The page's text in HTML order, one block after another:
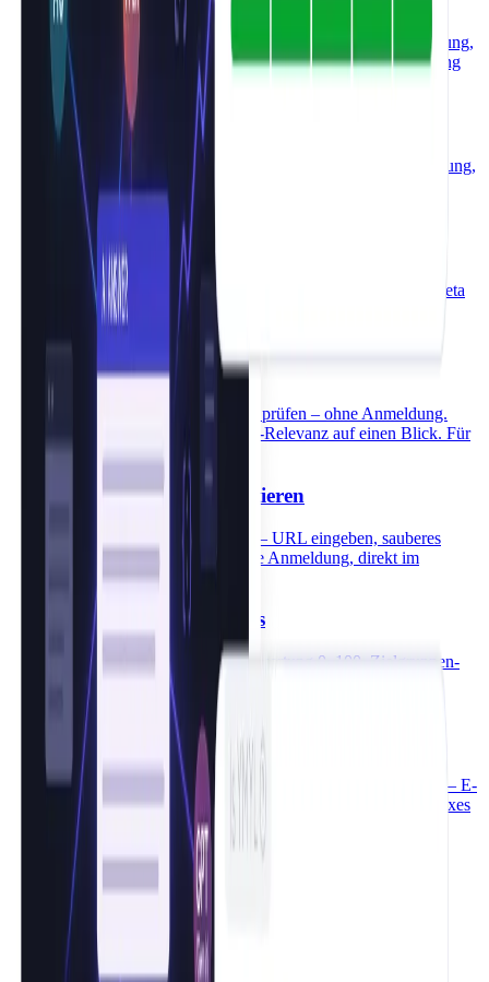
Text in Großbuchstaben umwandeln – kostenlos, ohne Anmeldung,
direkt im Browser. Kein Zeichenlimit, Umlaute und Formatierung
bleiben korrekt.
Text in Kleinbuchstaben umwandeln
Text in Kleinbuchstaben umwandeln – kostenlos, ohne Anmeldung,
direkt im Browser. Beliebig viele Zeichen, Formatierung bleibt
Meta Description Generator kostenlos
Seitenbeschreibung eingeben, KI generiert sofort eine fertige Meta
Description – kostenlos, ohne Anmeldung, ohne Zeichenlimit.
Direkt für google.de optimiert.
YMYL Checker kostenlos
YMYL-Risiko einer URL kostenlos prüfen – ohne Anmeldung.
Kategorie, Risikolevel und E-E-A-T-Relevanz auf einen Blick. Für
.de, .at, .ch.
URL zu Markdown konvertieren
Webseite in Markdown umwandeln – URL eingeben, sauberes
Markdown erhalten. Kostenlos, ohne Anmeldung, direkt im
Lesbarkeitsanalyse kostenlos
Lesbarkeit prüfen per URL – KI-Bewertung 0–100, Zielgruppen-
Level und 3 konkrete Verbesserungstipps. Kostenlos, ohne
Anmeldung.
EEAT Checker & Content-Audit-Tool
Kostenloser EEAT Checker und Content-Audit-Tool für SEO — E-
E-A-T Score prüfen, Content-Qualität auditieren, umsetzbare Fixes
Produktseite analysieren kostenlos
Produktseite oder Landingpage-URL eingeben – der kostenlose
Checker bewertet Features, Benefits, CTA und E-E-A-T in
Sekunden. Ohne Anmeldung.